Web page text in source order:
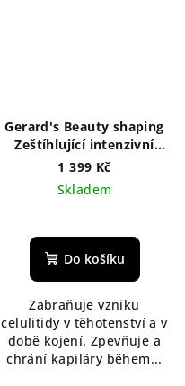
Gerard's Beauty shaping
Zeštíhlující intenzivní
krém proti celulitidě 250
ml
1 399 Kč
Skladem
Do košíku
Zabraňuje vzniku
celulitidy v těhotenství a v
době kojení. Zpevňuje a
chrání kapiláry během...